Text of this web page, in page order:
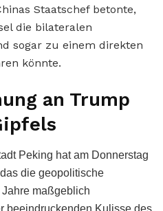
Staatschef betonte,
die bilateralen
sogar zu einem direkten
könnte.
an Trump
Peking hat am Donnerstag
die geopolitische
maßgeblich
beeindruckenden Kulisse des